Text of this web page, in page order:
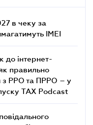
в чеку за
IMEI
до інтернет-
правильно
з РРО та ПРРО – у
TAX Podcast